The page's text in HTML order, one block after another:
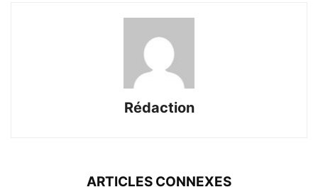
Rédaction
ARTICLES CONNEXES